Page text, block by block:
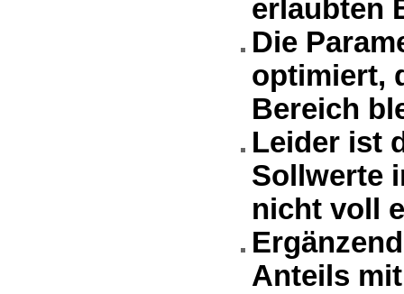
erlaubten
Die
optimiert,
Bereich
Leider ist
Sollwerte
nicht voll
Anteils